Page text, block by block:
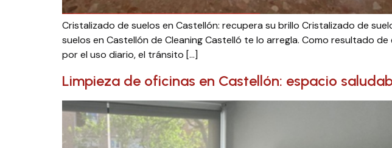
Cristalizado de suelos en Castellón: recupera su brillo Cristalizado de
suelos en Castellón de Cleaning Castelló te lo arregla. Como resultado
por el uso diario, el tránsito […]
Limpieza de oficinas en Castellón: espacio